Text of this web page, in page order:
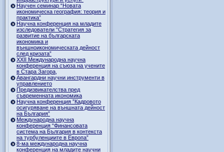
Научен семинар “Новата
икономическа география: теория и
практика”
Научна конференция на младите
изследователи “Стратегия за
развитие на българската
икономика и
външноикономическата дейност
след кризата”
ХХII Международна научна
конференция на съюза на учените
в Стара Загора,
Авангардни научни инструменти в
управлението
Предизвикателства пред
съвременната икономика
Научна конференция ”Кадровото
осигуряване на външната дейност
на България”
Международна научна
конференция “Финансовата
система на България в контекста
на турбуленциите в Европа”
8-ма международна научна
конференция на младите научни